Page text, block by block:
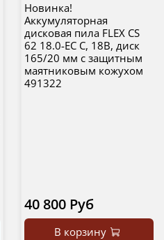
Новинка!
Аккумуляторная
дисковая пила FLEX CS
62 18.0-EC C, 18В, диск
165/20 мм с защитным
маятниковым кожухом
491322
40 800 Руб
В корзину